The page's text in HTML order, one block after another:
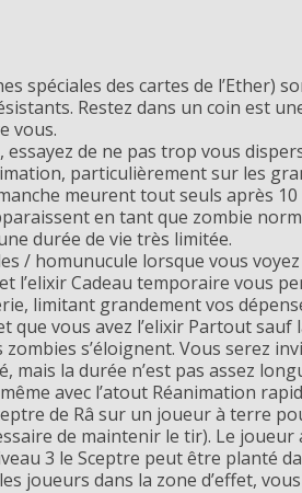
spéciales des cartes de l’Ether)
. Restez dans un coin est
vous.
essayez de ne pas trop vous
particulièrement sur les
meurent tout seuls après
en tant que zombie
durée de vie très limitée.
/ homunucule lorsque vous
l’elixir Cadeau temporaire vous
limitant grandement vos
que vous avez l’elixir Partout sauf
zombies s’éloignent. Vous serez
mais la durée n’est pas assez
avec l’atout Réanimation
de Râ sur un joueur à terre
de maintenir le tir). Le
3 le Sceptre peut être planté
joueurs dans la zone d’effet,